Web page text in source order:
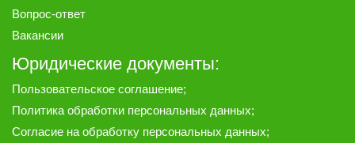
Вопрос-ответ
Вакансии
Юридические документы:
Пользовательское соглашение;
Политика обработки персональных данных;
Согласие на обработку персональных данных;